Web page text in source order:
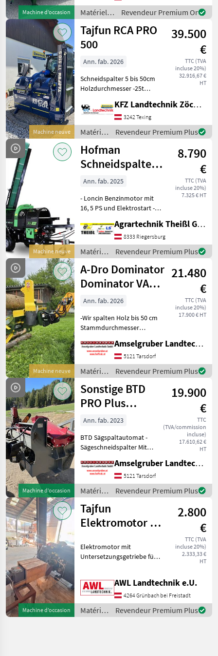
Machine d’occasion
Spaltkreuz - mit hydr
Matériels
forestiers
et
matériels
pour le
travail du
Posch
Revendeur Premium Or
Machine neuve
Tajfun RCA PRO
500
39.500
€
TTC (TVA
incluse 20%)
32.916,67 €
HT
Ann. fab. 2026
Schneidspalter 5 bis 50cm
Holzdurchmesser -25t
Schnelllaufspaltzylinder -
Schnittlänge 25 bis 50cm
-24" Oregon Schwert -
Joystickbedienung -voll
KFZ Landtechnik Zöchbauer GmbH
3242 Texing
Matériels
forestiers
et
matériels
pour le
travail
Tajfun
Revendeur Premium Plus
Machine neuve
Hofman
Schneidspalter
Pero RCS-20T
8.790
€
TTC (TVA
incluse 20%)
7.325 € HT
Ann. fab. 2025
- Loncin Benzinmotor mit
16, 5 PS und Elektrostart -
Bedienung -
Sägegeschwindigkeit
einstellbar - PKW-
Fahrgestell -
Anhängerkupplung -
Verarbeit
Agrartechnik Theißl GmbH
8333 Riegersburg
Matériels
forestiers
et
matériels
pour le
travail
Hofman
Revendeur Premium Plus
Machine neuve
A-Dro Dominator
Dominator VAKR
A 500 HK
21.480
€
TTC (TVA
incluse 20%)
17.900 € HT
Ann. fab. 2026
-Wir spalten Holz bis 50 cm
Stammdurchmesser
Lange Stämme können
problemlos gespalten
werden. (Standard) -
Hydraulische
Höhenverstellung
Amselgruber Landtechnik GmbH
5121 Tarsdorf
Matériels
forestiers
et
matériels
pour le
travail
A-Dro
Dominator
Revendeur Premium Plus
Machine d’occasion
Sonstige BTD
PRO Plus
Sägespaltautomat
hydraulisch Euro
19.900
€
TTC
(TVA/commission
incluse)
17.610,62 €
HT
Ann. fab. 2023
BTD Sägspaltautomat -
Sägeschneidspalter Mit
Ausstattung mit
Fernsteuerung Top
Zustand - Sofort verfügbar -
Besichtigung und Probe
jederzeit nach
Amselgruber Landtechnik GmbH
5121 Tarsdorf
Matériels
forestiers
et
matériels
pour le
du bois /
Sonstige
Revendeur Premium Plus
Machine d’occasion
Tajfun
Elektromotor für
2.800
€
TTC (TVA
incluse 20%)
2.333,33 €
HT
Elektromotor mit
Untersetzungsgetriebe für
forestiers et matériels pour
le travail du bois
Découpeurs forestiers
AWL Landtechnik e.U.
4264 Grünbach bei Freistadt
Matériels
forestiers
Revendeur Premium Plus